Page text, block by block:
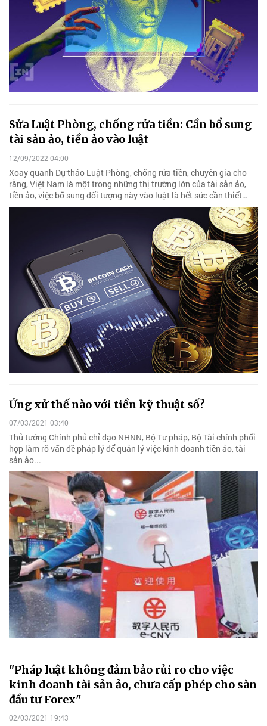
Sửa Luật Phòng, chống rửa tiền: Cần bổ sung
tài sản ảo, tiền ảo vào luật
12/09/2022 04:00
Xoay quanh Dự thảo Luật Phòng, chống rửa tiền, chuyên gia cho
rằng, Việt Nam là một trong những thị trường lớn của tài sản ảo,
tiền ảo, việc bổ sung đối tượng này vào luật là hết sức cần thiết…
Ứng xử thế nào với tiền kỹ thuật số?
07/03/2021 03:40
Thủ tướng Chính phủ chỉ đạo NHNN, Bộ Tư pháp, Bộ Tài chính phối
hợp làm rõ vấn đề pháp lý để quản lý việc kinh doanh tiền ảo, tài
sản ảo...
"Pháp luật không đảm bảo rủi ro cho việc
kinh doanh tài sản ảo, chưa cấp phép cho sàn
đầu tư Forex"
02/03/2021 19:43